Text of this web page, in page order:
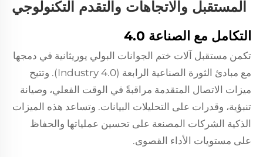
المستقبل والاتجاهات والتقدم التكنولوجي
التكامل مع الصناعة 4.0
تكمن مستقبل آلات ختم الجوانات البولي يوريثانية في دمجها
مع مبادئ الثورة الصناعية الرابعة (Industry 4.0). وتتيح
ميزات الاتصال المتقدمة مراقبةً في الوقت الفعلي، وصيانة
تنبؤية، وقدرات على التحليلات البيانات. وتساعد هذه الميزات
الذكية الشركات المصنعة على تحسين عملياتها والحفاظ
على مستويات الأداء القصوى.